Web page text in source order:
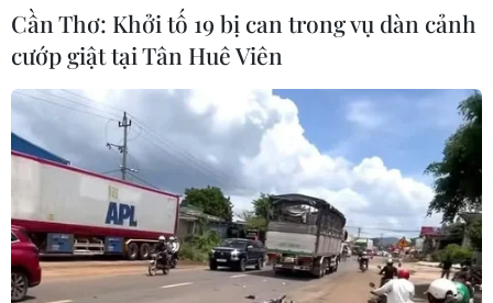
Liên hợp quốc kêu gọi chấm dứt tấn
công dân thường trong xung đột
Nga-Ukraine
07/08/2026 04:29
Chính sách nhà ở của nước Anh -
Góc tham chiếu cho Việt Nam
07/08/2026 04:08
Cần Thơ: Khởi tố 19 bị can trong vụ dàn cảnh
cướp giật tại Tân Huê Viên